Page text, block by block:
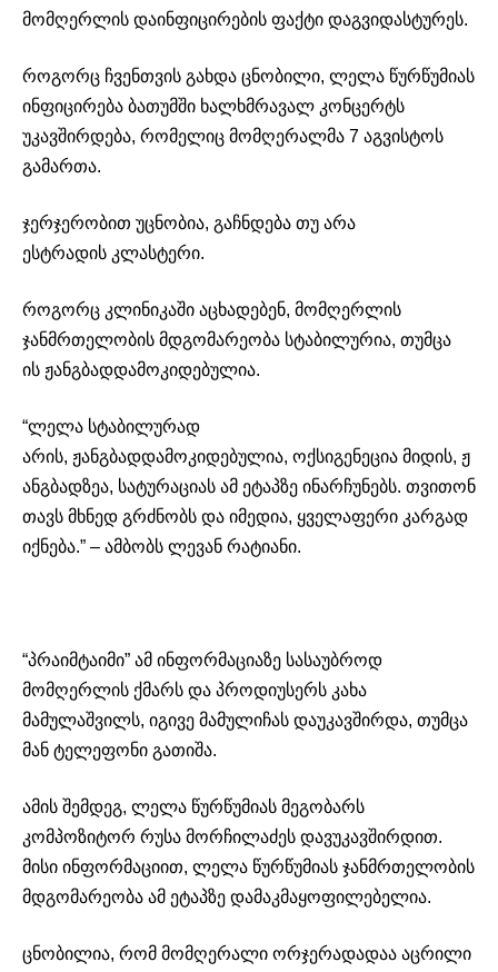
მომღერლის დაინფიცირების ფაქტი დაგვიდასტურეს.
როგორც ჩვენთვის გახდა ცნობილი, ლელა წურწუმიას
ინფიცირება ბათუმში ხალხმრავალ კონცერტს
უკავშირდება, რომელიც მომღერალმა 7 აგვისტოს
გამართა.
ჯერჯერობით უცნობია, გაჩნდება თუ არა
ესტრადის კლასტერი.
როგორც კლინიკაში აცხადებენ, მომღერლის
ჯანმრთელობის მდგომარეობა სტაბილურია, თუმცა
ის ჟანგბადდამოკიდებულია.
“ლელა სტაბილურად
არის, ჟანგბადდამოკიდებულია, ოქსიგენეცია მიდის, ჟ
ანგბადზეა, სატურაციას ამ ეტაპზე ინარჩუნებს. თვითონ
თავს მხნედ გრძნობს და იმედია, ყველაფერი კარგად
იქნება.” – ამბობს ლევან რატიანი.
“პრაიმტაიმი” ამ ინფორმაციაზე სასაუბროდ
მომღერლის ქმარს და პროდიუსერს კახა
მამულაშვილს, იგივე მამულიჩას დაუკავშირდა, თუმცა
მან ტელეფონი გათიშა.
ამის შემდეგ, ლელა წურწუმიას მეგობარს
კომპოზიტორ რუსა მორჩილაძეს დავუკავშირდით.
მისი ინფორმაციით, ლელა წურწუმიას ჯანმრთელობის
მდგომარეობა ამ ეტაპზე დამაკმაყოფილებელია.
ცნობილია, რომ მომღერალი ორჯერადადაა აცრილი